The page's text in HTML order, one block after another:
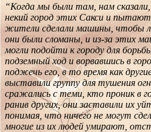
“Когда мы были там, нам
некий город этих Сакси и
жители сделали машины, чтобы
они были сломаны, и из-за этих
могли подойти к городу для
подземный ход и ворвавшись в
поджечь его, в то время как
выставили группу для тушения
сражались с теми, кто проник в
ранив других, они заставили их
понимая, что ничего не могут
многие из их людей умирают,